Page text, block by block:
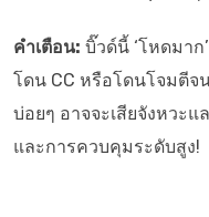
คำเตือน: บิ๊วด์นี้ ‘โหดมาก
โดน CC หรือโดนโจมตี
บ่อยๆ อาจจะเสียจังหวะแ
และการควบคุมระดับสูง!